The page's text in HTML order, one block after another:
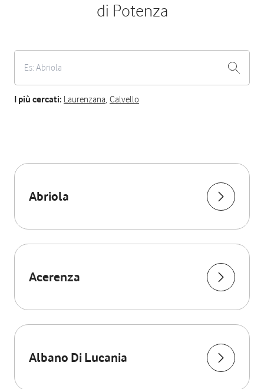
di Potenza
I più cercati: Laurenzana, Calvello
Abriola
Acerenza
Albano Di Lucania